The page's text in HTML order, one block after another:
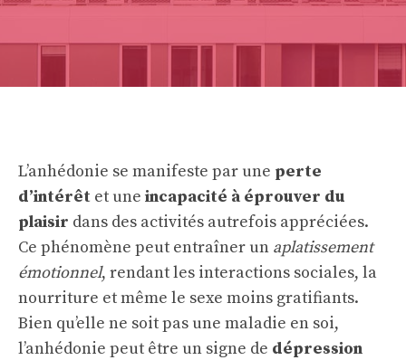
L’anhédonie se manifeste par une perte
d’intérêt et une incapacité à éprouver du
plaisir dans des activités autrefois appréciées.
Ce phénomène peut entraîner un aplatissement
émotionnel, rendant les interactions sociales, la
nourriture et même le sexe moins gratifiants.
Bien qu’elle ne soit pas une maladie en soi,
l’anhédonie peut être un signe de dépression